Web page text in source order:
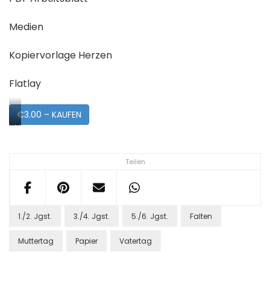
Teilen
Medien
Kopiervorlage Herzen
Flatlay
€3.00 – KAUFEN
Vorschau
1./2. Jgst. 3./4. Jgst. 5./6. Jgst. Falten
Muttertag Papier Vatertag